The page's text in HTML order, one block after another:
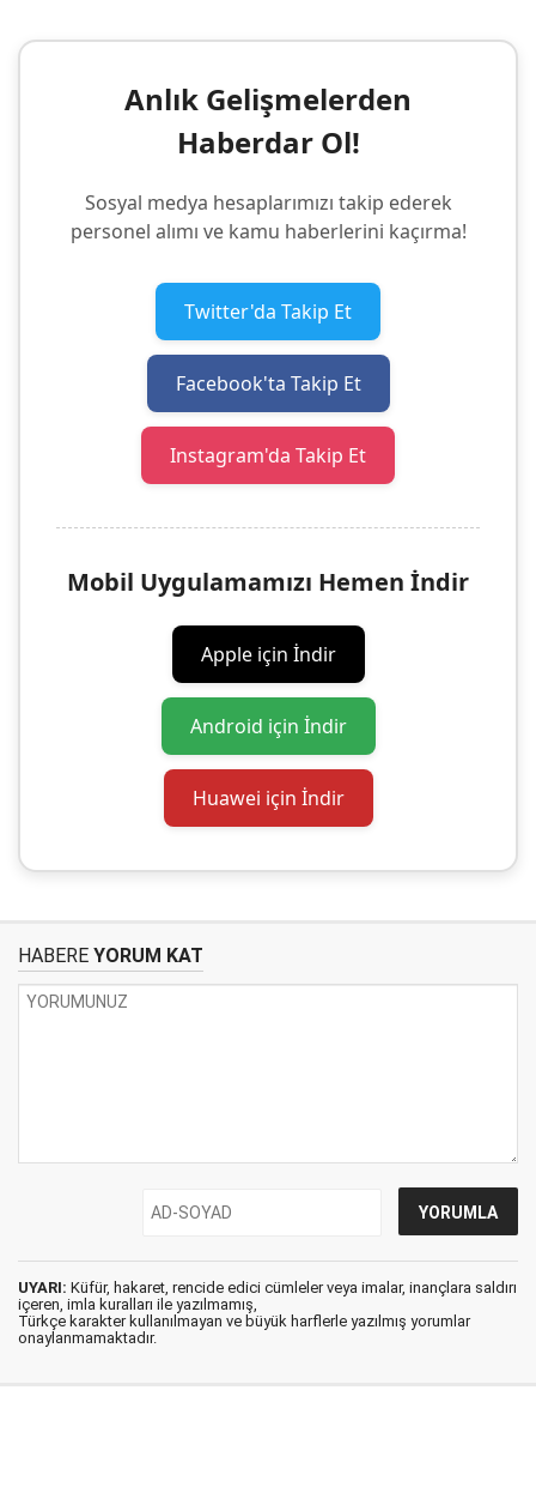
Anlık Gelişmelerden
Haberdar Ol!
Sosyal medya hesaplarımızı takip ederek
personel alımı ve kamu haberlerini kaçırma!
Twitter'da Takip Et
Facebook'ta Takip Et
Instagram'da Takip Et
Mobil Uygulamamızı Hemen İndir
Apple için İndir
Android için İndir
Huawei için İndir
HABERE YORUM KAT
UYARI: Küfür, hakaret, rencide edici cümleler veya imalar, inançlara saldırı
içeren, imla kuralları ile yazılmamış,
Türkçe karakter kullanılmayan ve büyük harflerle yazılmış yorumlar
onaylanmamaktadır.